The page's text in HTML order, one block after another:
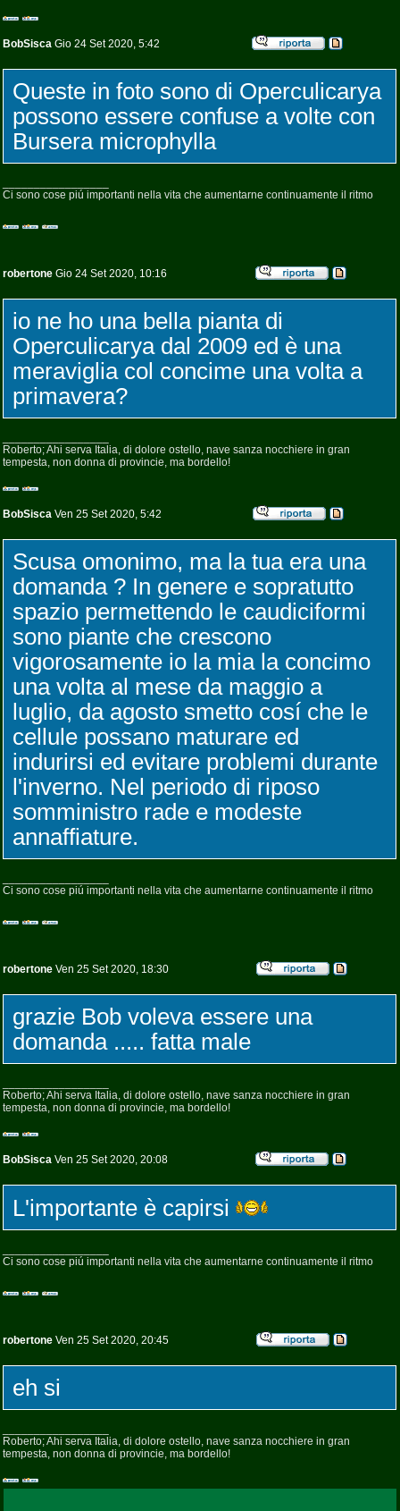
BobSisca Gio 24 Set 2020, 5:42
Queste in foto sono di Operculicarya
possono essere confuse a volte con
Bursera microphylla
Ci sono cose piú importanti nella vita che aumentarne continuamente il ritmo
robertone Gio 24 Set 2020, 10:16
io ne ho una bella pianta di
Operculicarya dal 2009 ed è una
meraviglia col concime una volta a
primavera?
Roberto; Ahi serva Italia, di dolore ostello, nave sanza nocchiere in gran
tempesta, non donna di provincie, ma bordello!
BobSisca Ven 25 Set 2020, 5:42
Scusa omonimo, ma la tua era una
domanda ? In genere e sopratutto
spazio permettendo le caudiciformi
sono piante che crescono
vigorosamente io la mia la concimo
una volta al mese da maggio a
luglio, da agosto smetto cosí che le
cellule possano maturare ed
indurirsi ed evitare problemi durante
l'inverno. Nel periodo di riposo
somministro rade e modeste
annaffiature.
Ci sono cose piú importanti nella vita che aumentarne continuamente il ritmo
robertone Ven 25 Set 2020, 18:30
grazie Bob voleva essere una
domanda ..... fatta male
Roberto; Ahi serva Italia, di dolore ostello, nave sanza nocchiere in gran
tempesta, non donna di provincie, ma bordello!
BobSisca Ven 25 Set 2020, 20:08
L'importante è capirsi
Ci sono cose piú importanti nella vita che aumentarne continuamente il ritmo
robertone Ven 25 Set 2020, 20:45
eh si
Roberto; Ahi serva Italia, di dolore ostello, nave sanza nocchiere in gran
tempesta, non donna di provincie, ma bordello!